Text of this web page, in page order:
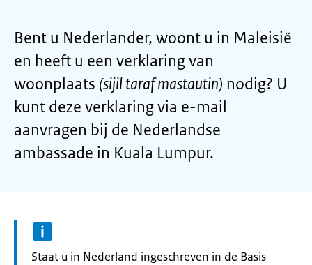
Bent u Nederlander, woont u in Maleisië
en heeft u een verklaring van
woonplaats (sijil taraf mastautin) nodig? U
kunt deze verklaring via e-mail
aanvragen bij de Nederlandse
ambassade in Kuala Lumpur.
Informatie:
Staat u in Nederland ingeschreven in de Basis